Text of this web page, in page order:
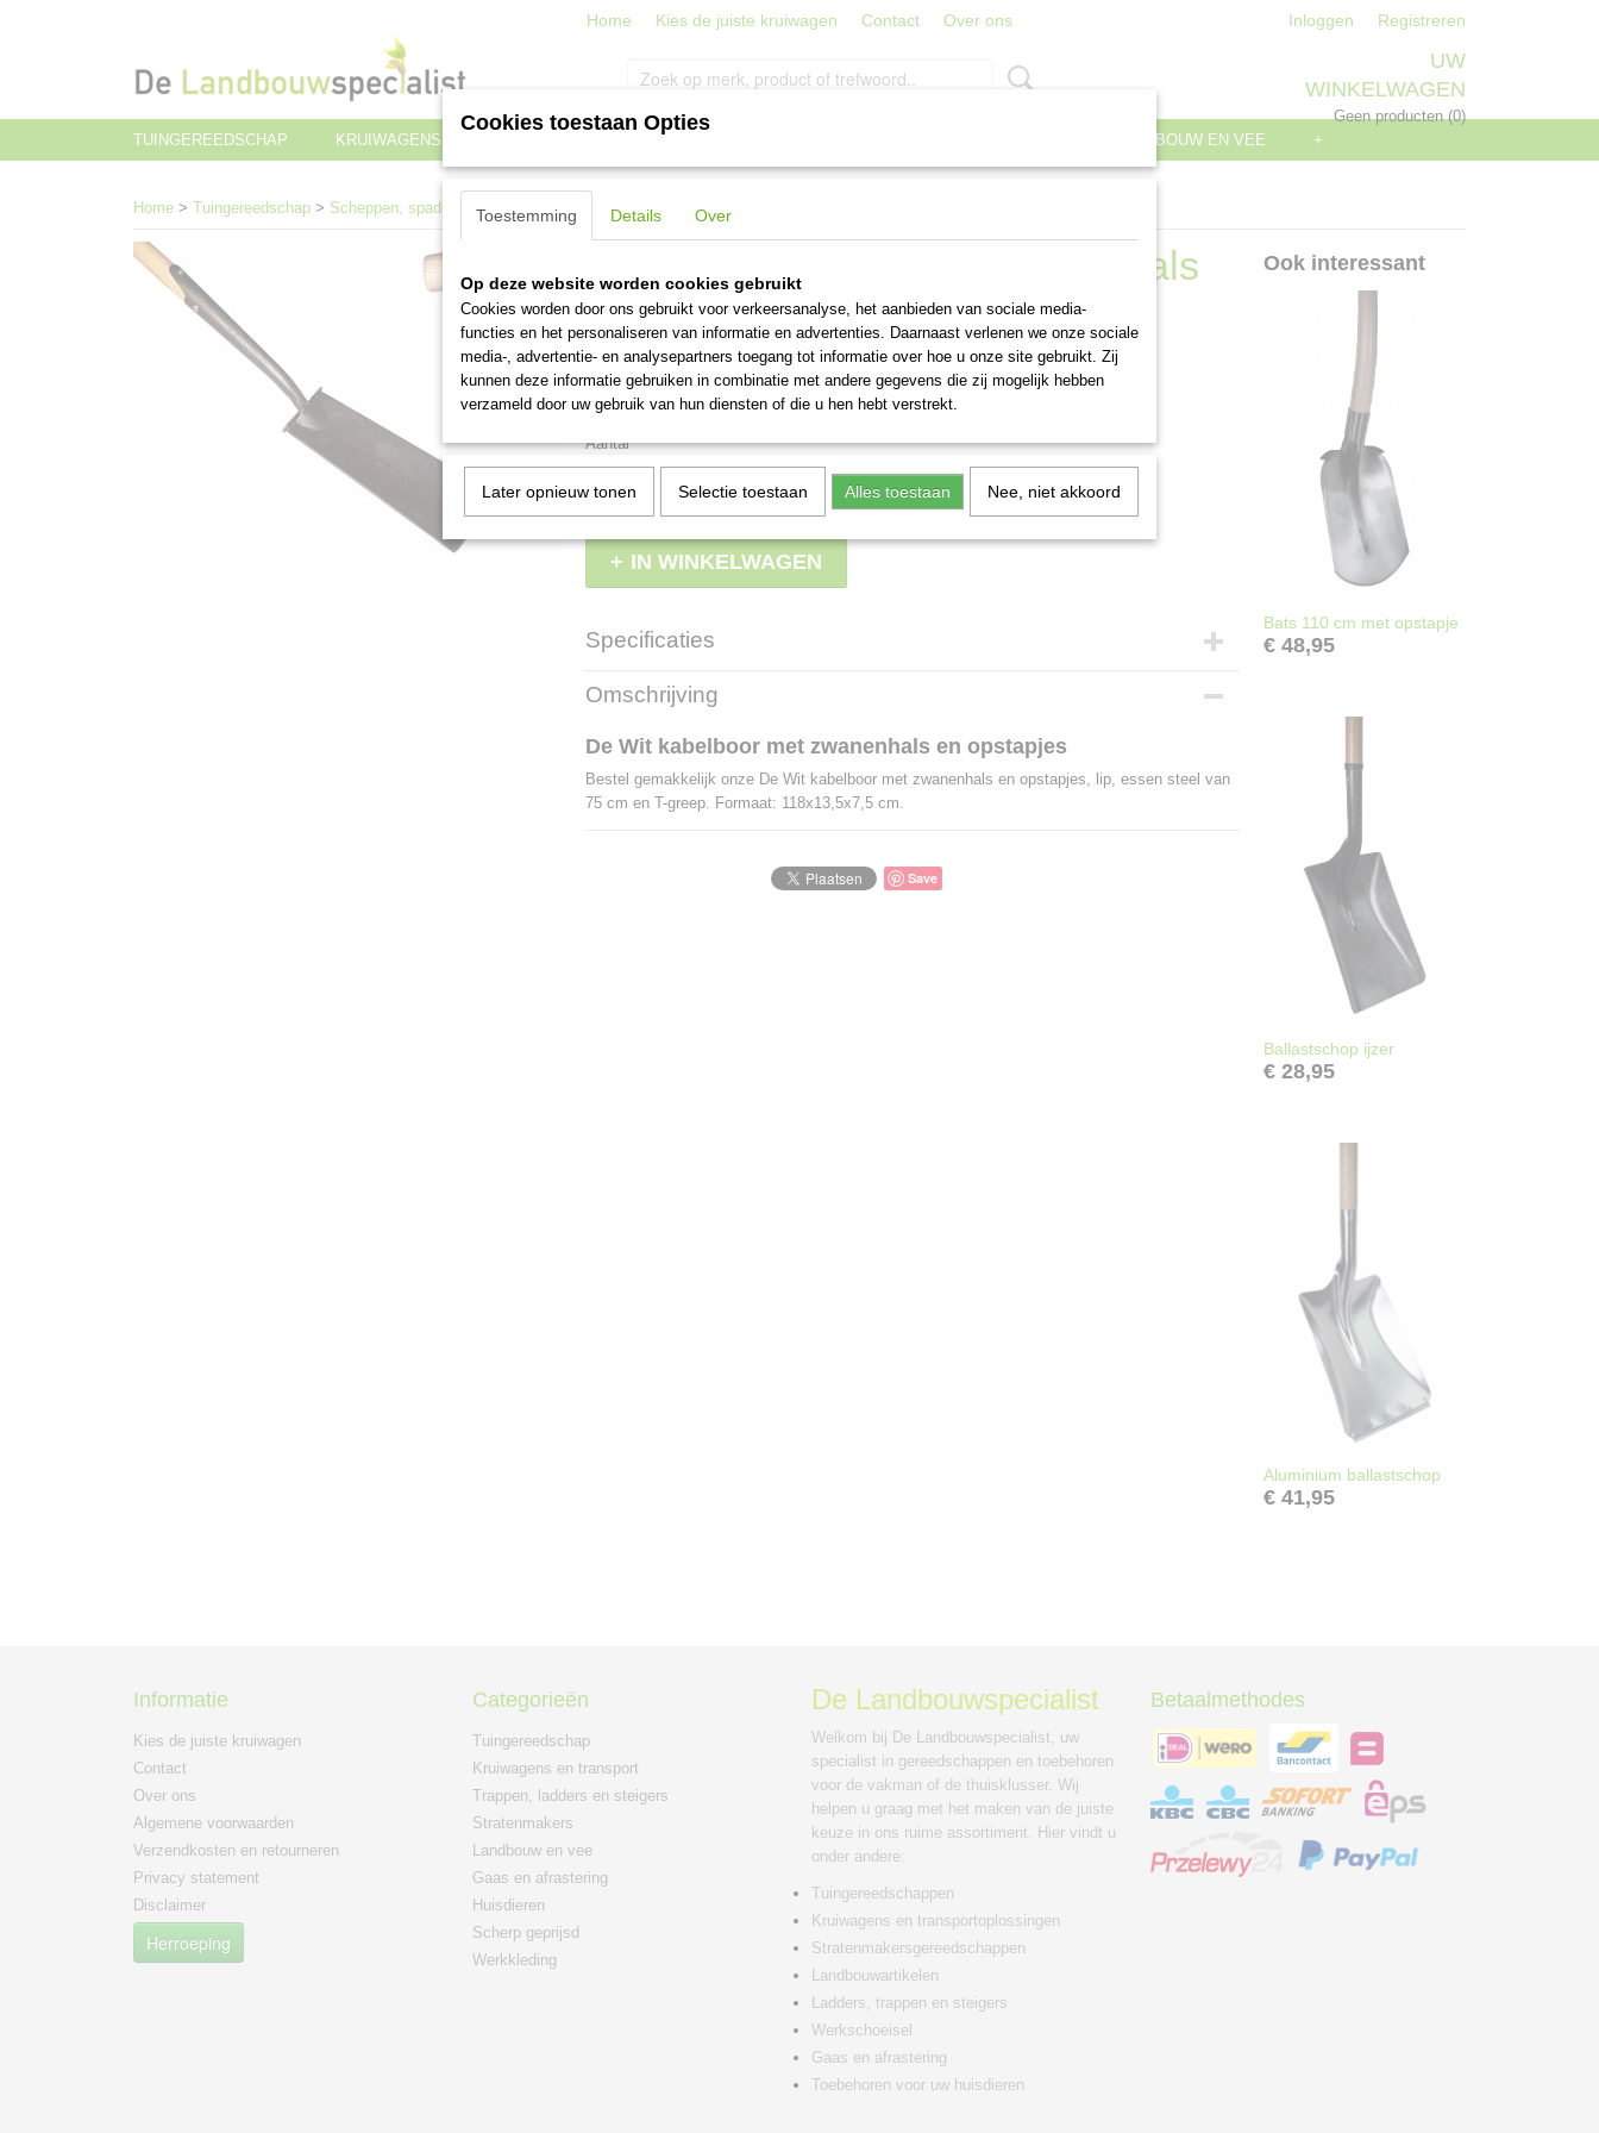
Home Kies de juiste kruiwagen Contact Over ons Inloggen Registreren
UW
WINKELWAGEN
Geen producten(0)
TUINGEREEDSCHAP
KRUIWAGENS EN TRANSPORT TRAPPEN, LADDERS EN STEIGERS LANDBOUW EN VEE +
Home > Tuingereedschap > Scheppen, spades en batsen De Wit kabelboor met zwanenhals en opstapjes
De Wit kabelboor met zwanenhals
en opstapjes
€ 85,95 (inclusief btw 21%)
Levertijd 1-3 werkdagen
Aantal
IN WINKELWAGEN
Specificaties
Productcode
EAN code
Omschrijving
De Wit kabelboor met zwanenhals en opstapjes
Bestel gemakkelijk onze De Wit kabelboor met zwanenhals en opstapjes, lip, essen steel van
75 cm en T-greep. Formaat: 118x13,5x7,5 cm.
Save
Ook interessant
Bats 110 cm met opstapje
€ 48,95
Ballastschop ijzer
€ 28,95
Aluminium ballastschop
€ 41,95
Informatie
Kies de juiste kruiwagen
Contact
Over ons
Algemene voorwaarden
Verzendkosten en retourneren
Privacy statement
Disclaimer
Herroeping
Categorieën
Tuingereedschap
Kruiwagens en transport
Trappen, ladders en steigers
Stratenmakers
Landbouw en vee
Gaas en afrastering
Huisdieren
Scherp geprijsd
Werkkleding
De Landbouwspecialist
Welkom bij De Landbouwspecialist, uw
specialist in gereedschappen en toebehoren
voor de vakman of de thuisklusser. Wij
helpen u graag met het maken van de juiste
keuze in ons ruime assortiment. Hier vindt u
onder andere:
Tuingereedschappen
Kruiwagens en transportoplossingen
Stratenmakersgereedschappen
Landbouwartikelen
Ladders, trappen en steigers
Werkschoeisel
Gaas en afrastering
Toebehoren voor uw huisdieren
Betaalmethodes
Cookies toestaan Opties
Toestemming Details Over
Op deze website worden cookies gebruikt
Cookies worden door ons gebruikt voor verkeersanalyse, het aanbieden van sociale media-
functies en het personaliseren van informatie en advertenties. Daarnaast verlenen we onze sociale
media-, advertentie- en analysepartners toegang tot informatie over hoe u onze site gebruikt. Zij
kunnen deze informatie gebruiken in combinatie met andere gegevens die zij mogelijk hebben
verzameld door uw gebruik van hun diensten of die u hen hebt verstrekt.
Later opnieuw tonen Selectie toestaan Alles toestaan Nee, niet akkoord